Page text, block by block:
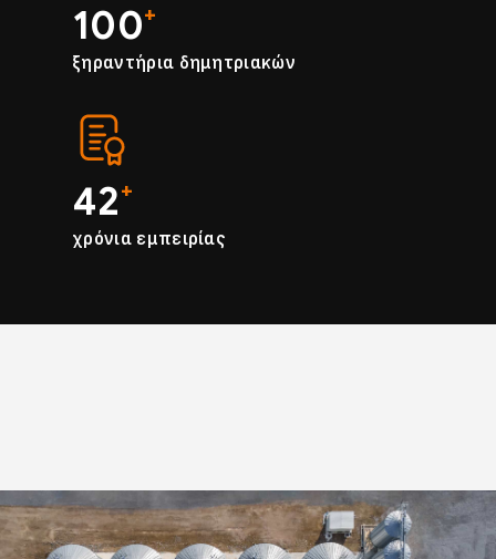
100+
ξηραντήρια δημητριακών
42+
χρόνια εμπειρίας